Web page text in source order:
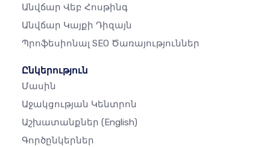
Անվճար Վեբ Հոսթինգ
Անվճար Կայքի Դիզայն
Պրոֆեսիոնալ SEO Ծառայություններ
Ընկերություն
Մասին
Աջակցության Կենտրոն
Աշխատանքներ (English)
Գործընկերներ